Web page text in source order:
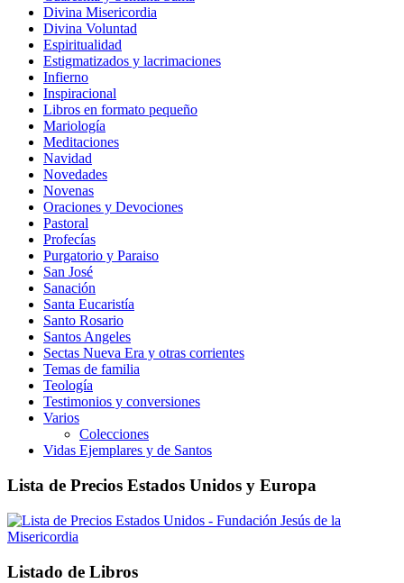
Divina Misericordia
Divina Voluntad
Espiritualidad
Estigmatizados y lacrimaciones
Infierno
Inspiracional
Libros en formato pequeño
Mariología
Meditaciones
Navidad
Novedades
Novenas
Oraciones y Devociones
Pastoral
Profecías
Purgatorio y Paraiso
San José
Sanación
Santa Eucaristía
Santo Rosario
Santos Angeles
Sectas Nueva Era y otras corrientes
Temas de familia
Teología
Testimonios y conversiones
Varios
Colecciones
Vidas Ejemplares y de Santos
Lista de Precios Estados Unidos y Europa
Listado de Libros